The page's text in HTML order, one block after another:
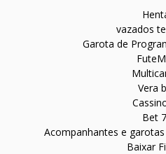
vazados
Garota de
Vera
Bet
Acompanhantes e
Baixar